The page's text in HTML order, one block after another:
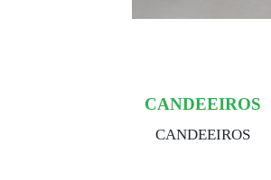
CANDEEIROS
CANDEEIROS